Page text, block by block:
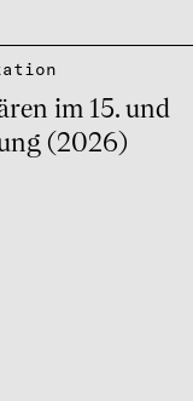
im 15. und
(2026)